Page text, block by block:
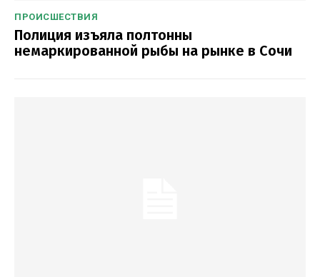
ПРОИСШЕСТВИЯ
Полиция изъяла полтонны
немаркированной рыбы на рынке в Сочи